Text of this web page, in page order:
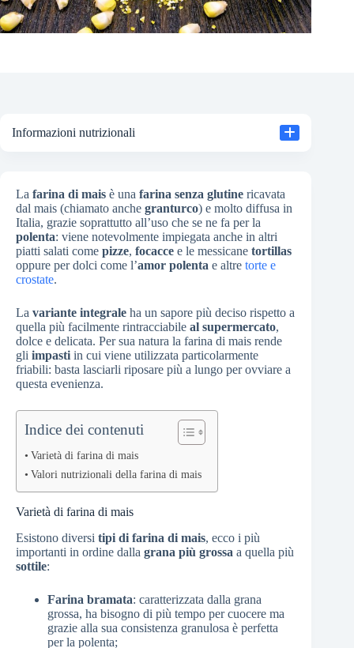
La farina di mais è una farina senza glutine ricavata
dal mais (chiamato anche granturco) e molto diffusa in
Italia, grazie soprattutto all’uso che se ne fa per la
polenta: viene notevolmente impiegata anche in altri
piatti salati come pizze, focacce e le messicane tortillas
oppure per dolci come l’amor polenta e altre torte e
crostate.
La variante integrale ha un sapore più deciso rispetto a
quella più facilmente rintracciabile al supermercato,
dolce e delicata. Per sua natura la farina di mais rende
gli impasti in cui viene utilizzata particolarmente
friabili: basta lasciarli riposare più a lungo per ovviare a
questa evenienza.
Indice dei contenuti
Varietà di farina di mais
Valori nutrizionali della farina di mais
Varietà di farina di mais
Esistono diversi tipi di farina di mais, ecco i più
importanti in ordine dalla grana più grossa a quella più
sottile:
Farina bramata: caratterizzata dalla grana
grossa, ha bisogno di più tempo per cuocere ma
grazie alla sua consistenza granulosa è perfetta
per la polenta;
Informazioni nutrizionali